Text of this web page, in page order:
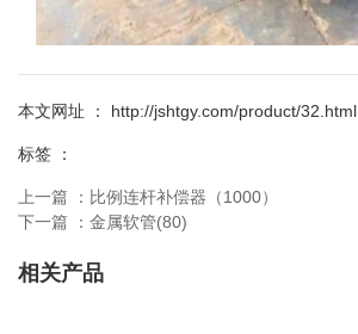
本文网址 ： http://jshtgy.com/product/32.html
标签 ：
上一篇 ： 比例连杆补偿器（1000）
下一篇 ： 金属软管(80)
相关产品